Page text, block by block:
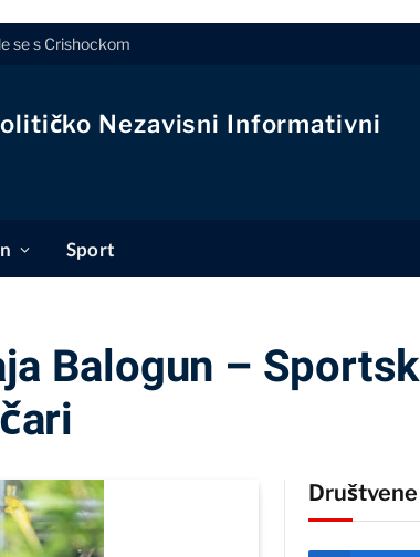
se s Crishockom
Nezavisni Informativni
Sport
Balogun –